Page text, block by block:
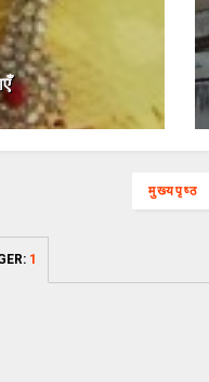
मुख्यपृष्ठ
: 1